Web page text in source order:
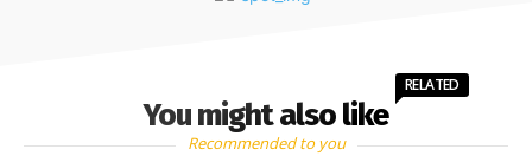
You might also like
RELATED
Recommended to you